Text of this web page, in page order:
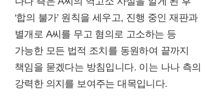
‘합의 불가’ 원칙을 세우고, 진행 중인 재판과
별개로 A씨를 무고 혐의로 고소하는 등
가능한 모든 법적 조치를 동원하여 끝까지
책임을 묻겠다는 방침입니다. 이는 나나 측의
강력한 의지를 보여주는 대목입니다.